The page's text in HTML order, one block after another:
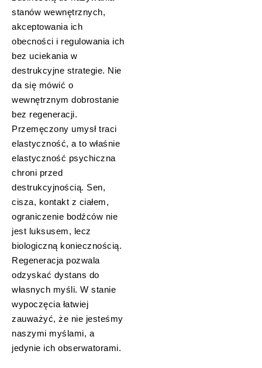
stanów wewnętrznych,
akceptowania ich
obecności i regulowania ich
bez uciekania w
destrukcyjne strategie. Nie
da się mówić o
wewnętrznym dobrostanie
bez regeneracji.
Przemęczony umysł traci
elastyczność, a to właśnie
elastyczność psychiczna
chroni przed
destrukcyjnością. Sen,
cisza, kontakt z ciałem,
ograniczenie bodźców nie
jest luksusem, lecz
biologiczną koniecznością.
Regeneracja pozwala
odzyskać dystans do
własnych myśli. W stanie
wypoczęcia łatwiej
zauważyć, że nie jesteśmy
naszymi myślami, a
jedynie ich obserwatorami.